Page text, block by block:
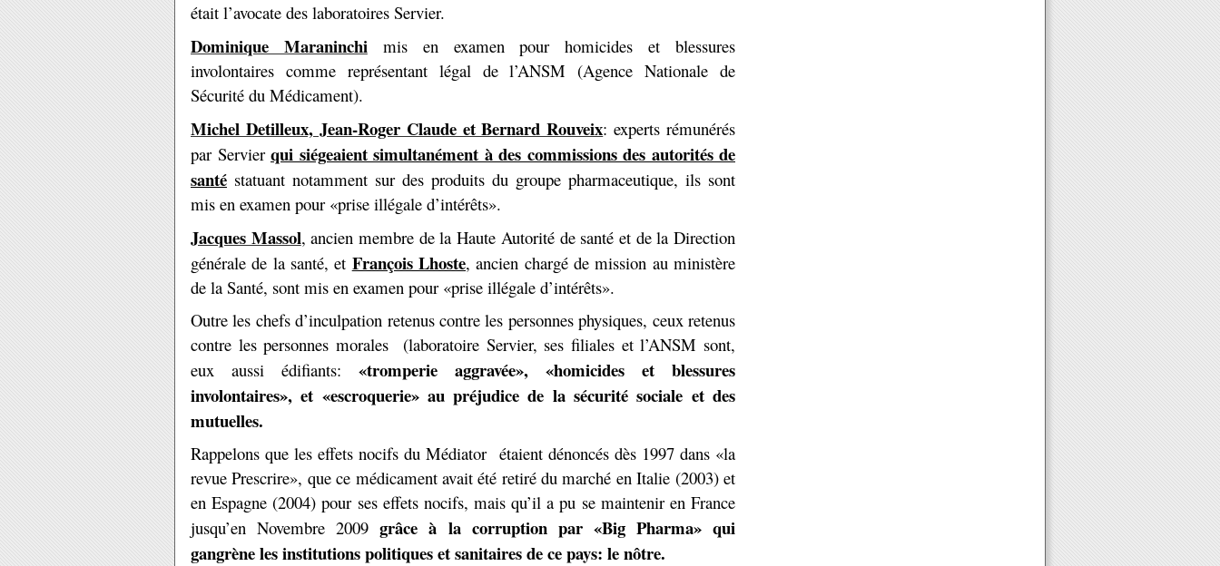
était l’avocate des laboratoires Servier.
Dominique Maraninchimis en examen pour homicides et blessures
involontaires comme représentant légal de l’ANSM (Agence Nationale de
Sécurité du Médicament).
Michel Detilleux, Jean-Roger Claude et Bernard Rouveix: experts rémunérés
par Servier qui siégeaient simultanément à des commissions des autorités de
santé statuant notamment sur des produits du groupe pharmaceutique, ils sont
mis en examen pour «prise illégale d’intérêts».
Jacques Massol, ancien membre de la Haute Autorité de santé et de la Direction
générale de la santé, et François Lhoste, ancien chargé de mission au ministère
de la Santé, sont mis en examen pour «prise illégale d’intérêts».
Outre les chefs d’inculpation retenus contre les personnes physiques, ceux retenus
contre les personnes morales (laboratoire Servier, ses filiales et l’ANSM sont,
eux aussi édifiants: «tromperie aggravée», «homicides et blessures
involontaires», et «escroquerie» au préjudice de la sécurité sociale et des
mutuelles.
Rappelons que les effets nocifs du Médiator étaient dénoncés dès 1997 dans «la
revue Prescrire», que ce médicament avait été retiré du marché en Italie (2003) et
en Espagne (2004) pour ses effets nocifs, mais qu’il a pu se maintenir en France
jusqu’en Novembre 2009grâce à la corruption par «Big Pharma» qui
gangrène les institutions politiques et sanitaires de ce pays: le nôtre.